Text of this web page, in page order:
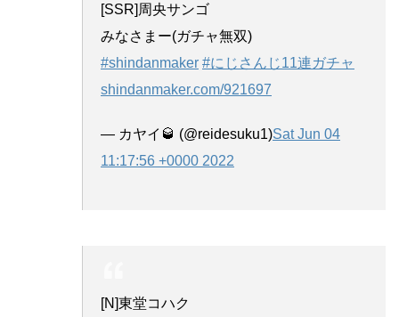
[SSR]周央サンゴ
みなさまー(ガチャ無双)
#shindanmaker #にじさんじ11連ガチャ
shindanmaker.com/921697
— カヤイ🥃 (@reidesuku1)Sat Jun 04
11:17:56 +0000 2022
[N]東堂コハク